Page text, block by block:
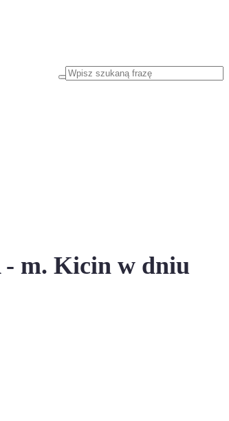
m. Kicin w dniu